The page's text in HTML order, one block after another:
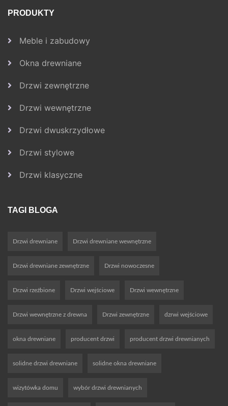
PRODUKTY
Meble i zabudowy
Okna drewniane
Drzwi zewnętrzne
Drzwi wewnętrzne
Drzwi dwuskrzydłowe
Drzwi stylowe
Drzwi klasyczne
TAGI BLOGA
Drzwi drewniane Drzwi drewniane wewnętrzne
Drzwi drewniane zewnętrzne Drzwi nowoczesne
Drzwi rzeźbione Drzwi wejściowe Drzwi wewnętrzne
Drzwi wewnętrzne z drewna Drzwi zewnętrzne dzrwi wejściowe
okna drewniane producent drzwi producent drzwi drewnianych
solidne drzwi drewniane solidne okna drewniane
wizytówka domu wybór drzwi drewnianych